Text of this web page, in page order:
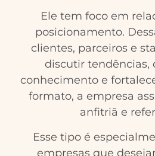
Ele tem foco em
posicionamento.
clientes, parceiros e
discutir tendências,
conhecimento e
formato, a empresa
anfitriã e
Esse tipo é
empresas que